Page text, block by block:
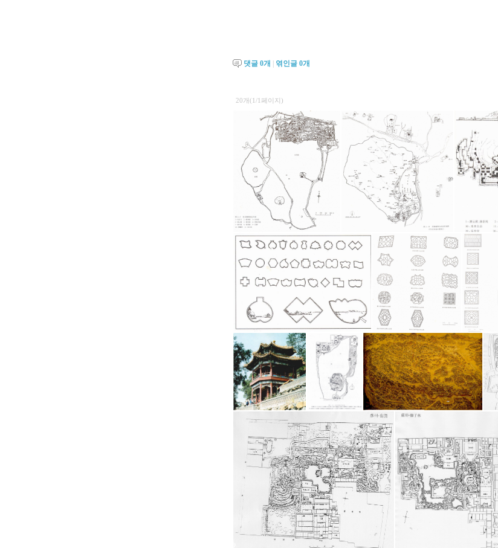
댓글 0개 | 엮인글 0개
20개(1/1페이지)